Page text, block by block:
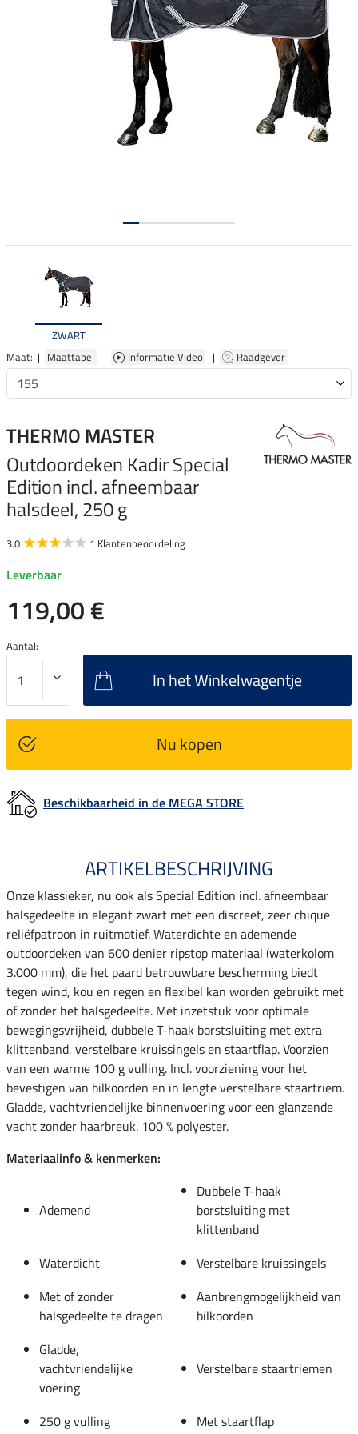
ZWART
Maat: | Maattabel | Informatie Video | Raadgever
THERMO MASTER
Outdoordeken Kadir Special
Edition incl. afneembaar
halsdeel, 250 g
3.0 1 Klantenbeoordeling
Leverbaar
119,00 €
Aantal:
In het Winkelwagentje
Nu kopen
Beschikbaarheid in de MEGA STORE
ARTIKELBESCHRIJVING
Onze klassieker, nu ook als Special Edition incl. afneembaar
halsgedeelte in elegant zwart met een discreet, zeer chique
reliëfpatroon in ruitmotief. Waterdichte en ademende
outdoordeken van 600 denier ripstop materiaal (waterkolom
3.000 mm), die het paard betrouwbare bescherming biedt
tegen wind, kou en regen en flexibel kan worden gebruikt met
of zonder het halsgedeelte. Met inzetstuk voor optimale
bewegingsvrijheid, dubbele T-haak borstsluiting met extra
klittenband, verstelbare kruissingels en staartflap. Voorzien
van een warme 100 g vulling. Incl. voorziening voor het
bevestigen van bilkoorden en in lengte verstelbare staartriem.
Gladde, vachtvriendelijke binnenvoering voor een glanzende
vacht zonder haarbreuk. 100 % polyester.
Materiaalinfo & kenmerken:
Ademend
Dubbele T-haak
borstsluiting met
klittenband
Waterdicht
Verstelbare kruissingels
Met of zonder
halsgedeelte te dragen
Aanbrengmogelijkheid van
bilkoorden
Gladde,
vachtvriendelijke
voering
Verstelbare staartriemen
250 g vulling Met staartflap